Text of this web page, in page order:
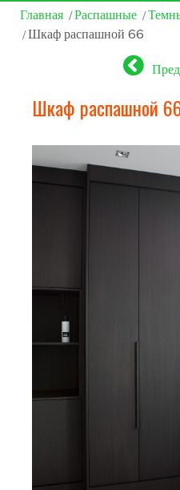
Главная Распашные
Шкаф распашной 66
Шкаф распашной